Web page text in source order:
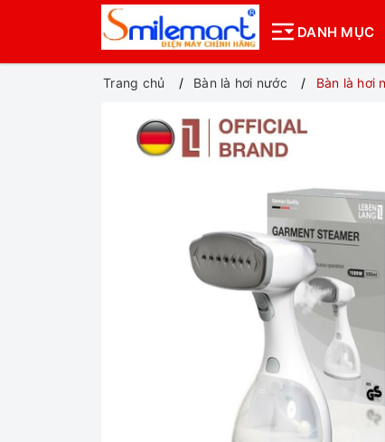
DANH MỤC
Trang chủ Bàn là hơi nước Bàn là hơi